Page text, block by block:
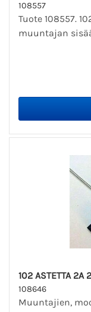
108557
Tuote 108557.
muuntajan
102 ASTETTA 2A
108646
Muuntajien,